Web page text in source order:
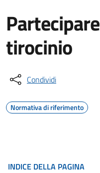
tirocinio
Condividi
Normativa di riferimento
INDICE DELLA PAGINA